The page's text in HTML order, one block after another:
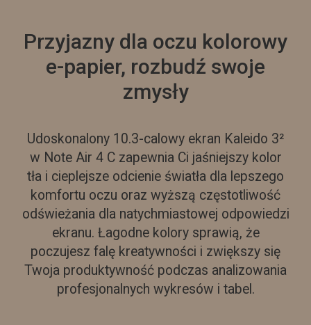
Przyjazny dla oczu kolorowy
e-papier, rozbudź swoje
zmysły
Udoskonalony 10.3-calowy ekran Kaleido 3²
w Note Air 4 C zapewnia Ci jaśniejszy kolor
tła i cieplejsze odcienie światła dla lepszego
komfortu oczu oraz wyższą częstotliwość
odświeżania dla natychmiastowej odpowiedzi
ekranu. Łagodne kolory sprawią, że
poczujesz falę kreatywności i zwiększy się
Twoja produktywność podczas analizowania
profesjonalnych wykresów i tabel.